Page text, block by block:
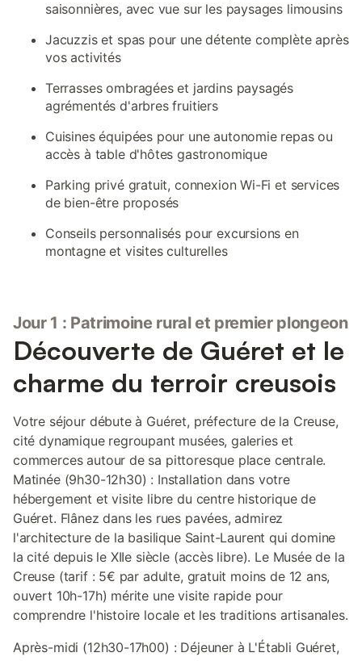
saisonnières, avec vue sur les paysages limousins
Jacuzzis et spas pour une détente complète après
vos activités
Terrasses ombragées et jardins paysagés
agrémentés d'arbres fruitiers
Cuisines équipées pour une autonomie repas ou
accès à table d'hôtes gastronomique
Parking privé gratuit, connexion Wi-Fi et services
de bien-être proposés
Conseils personnalisés pour excursions en
montagne et visites culturelles
Jour 1 : Patrimoine rural et premier plongeon
Découverte de Guéret et le
charme du terroir creusois
Votre séjour débute à Guéret, préfecture de la Creuse,
cité dynamique regroupant musées, galeries et
commerces autour de sa pittoresque place centrale.
Matinée (9h30-12h30) : Installation dans votre
hébergement et visite libre du centre historique de
Guéret. Flânez dans les rues pavées, admirez
l'architecture de la basilique Saint-Laurent qui domine
la cité depuis le XIIe siècle (accès libre). Le Musée de la
Creuse (tarif : 5€ par adulte, gratuit moins de 12 ans,
ouvert 10h-17h) mérite une visite rapide pour
comprendre l'histoire locale et les traditions artisanales.
Après-midi (12h30-17h00) : Déjeuner à L'Établi Guéret,